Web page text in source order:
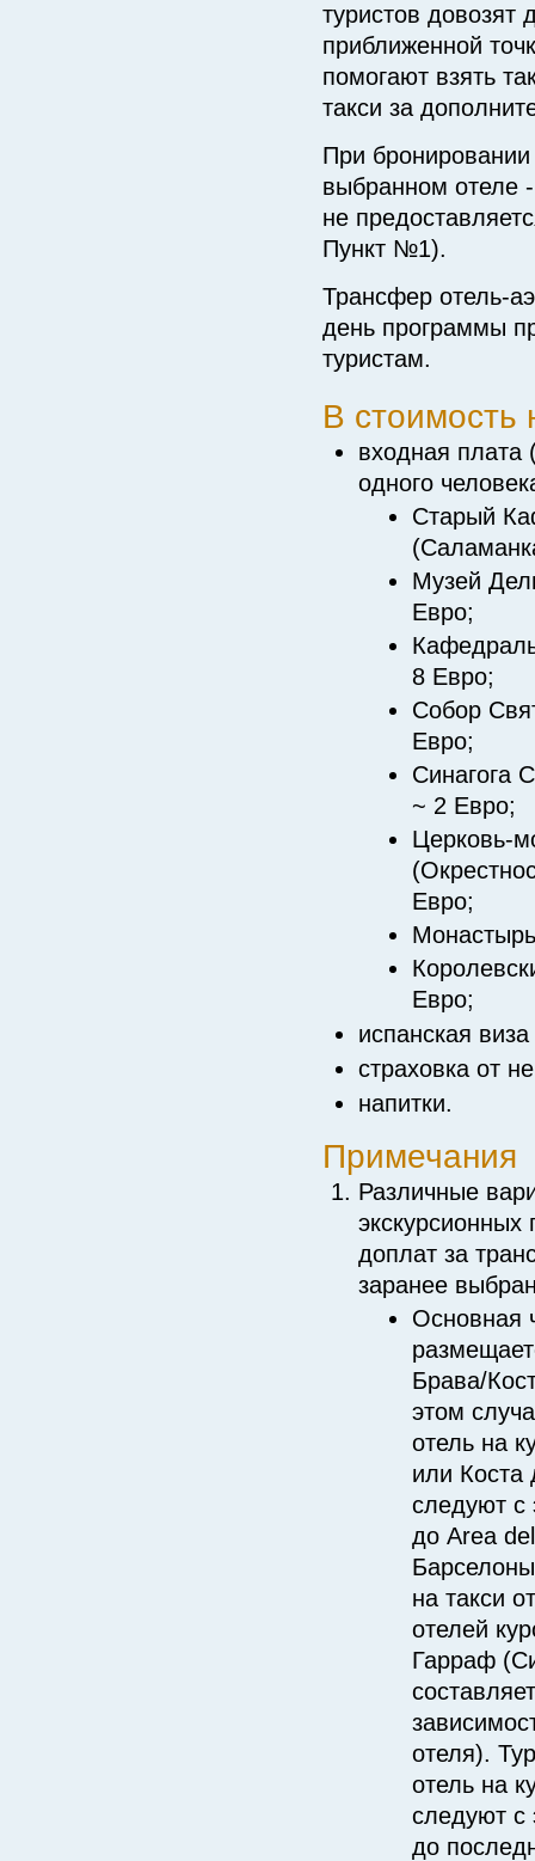
туристов довозят
приближенной
помогают взять
такси за
При
выбранном отеле
не
Пункт №1).
Трансфер отель-
день программы
туристам.
В стоимость
входная плата
одного
Старый
Музей
Евро;
8 Евро;
Собор
Евро;
Синагога
~ 2 Евро;
Церковь-
Евро;
Евро;
испанская
страховка от
напитки.
Примечания
Различные
экскурсионных
доплат за
заранее
Основная
Брава/
этом
отель на
или Коста
следуют с
до Area
на такси
отелей
Гарраф
отеля).
отель на
следуют с
до